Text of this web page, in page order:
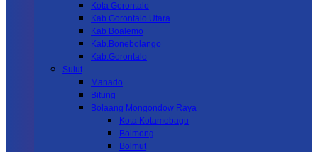
Kota Gorontalo
Kab Gorontalo Utara
Kab Boalemo
Kab.Bonebolango
Kab.Gorontalo
Sulut
Manado
Bitung
Bolaang Mongondow Raya
Kota Kotamobagu
Bolmong
Bolmut